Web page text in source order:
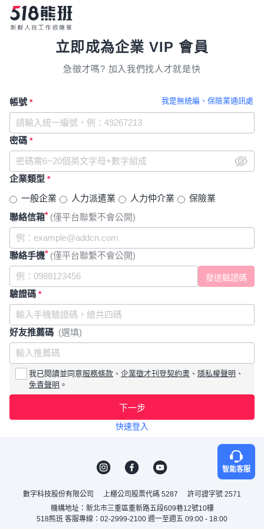
立即成為企業 VIP 會員
急徵才嗎? 加入我們找人才就是快
我是無統編、保險業通訊處
帳號 *
密碼 *
企業類型 *
一般企業 人力派遣業 人力仲介業
保險業
聯絡信箱* (僅平台聯繫不會公開)
聯絡手機* (僅平台聯繫不會公開)
驗證碼 *
好友推薦碼 (選填)
我已閱讀並同意服務條款 、 企業徵才刊登契約書 、 隱私權聲明 、
免責聲明 。
下一步
快速登入
智能客服
數字科技股份有限公司 上櫃公司股票代碼 5287
許可證字號 2571
機構地址：新北市三重區重新路五段609巷12號10樓
518熊班 客服專線：02-2999-2100 週一至週五 09:00 - 18:00